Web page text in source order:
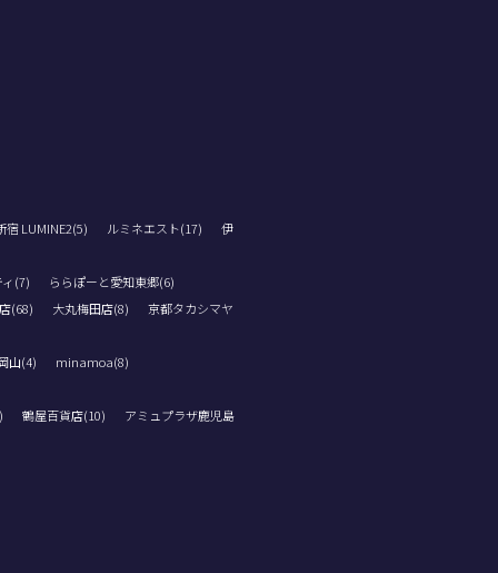
宿 LUMINE2(5) ルミネエスト(17)
伊
(7)
ららぽーと愛知東郷(6)
(68) 大丸梅田店(8)
京都タカシマヤ
山(4)
minamoa(8)
鶴屋百貨店(10)
アミュプラザ鹿児島